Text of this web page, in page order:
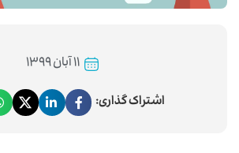
۱۱ آبان ۱۳۹۹
اشتراک گذاری: